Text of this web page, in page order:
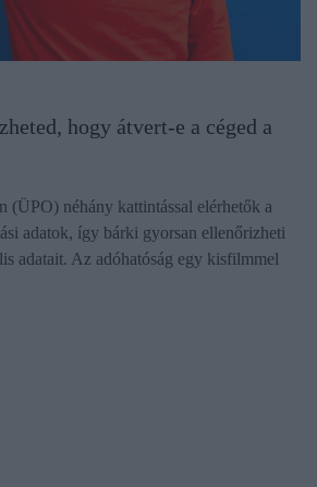
hogy átvert-e a céged a
néhány kattintással elérhetők a
adatok, így bárki gyorsan ellenőrizheti
adatait. Az adóhatóság egy kisfilmmel